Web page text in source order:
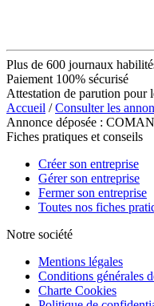
Plus de 600 journaux
Paiement 100% sécurisé
Attestation de parution pour
Accueil /Consulter les
Annonce déposée :
Fiches pratiques et conseils
Créer son entreprise
Gérer son entreprise
Fermer son entreprise
Toutes nos fiches
Notre société
Mentions légales
Conditions générales
Charte Cookies